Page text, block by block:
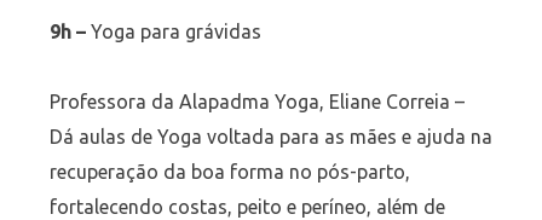
9h – Yoga para grávidas
Professora da Alapadma Yoga, Eliane Correia –
Dá aulas de Yoga voltada para as mães e ajuda na
recuperação da boa forma no pós-parto,
fortalecendo costas, peito e períneo, além de